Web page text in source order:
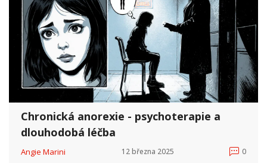
Chronická anorexie - psychoterapie a
dlouhodobá léčba
Angie Marini 12 března 2025 0